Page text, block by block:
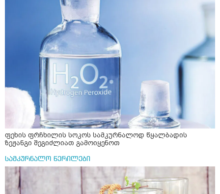
ფეხის ფრჩხილის სოკოს სამკურნალოდ წყალბადის
ზეჟანგი შეგიძლიათ გამოიყენოთ
სამკურნალო წერილები